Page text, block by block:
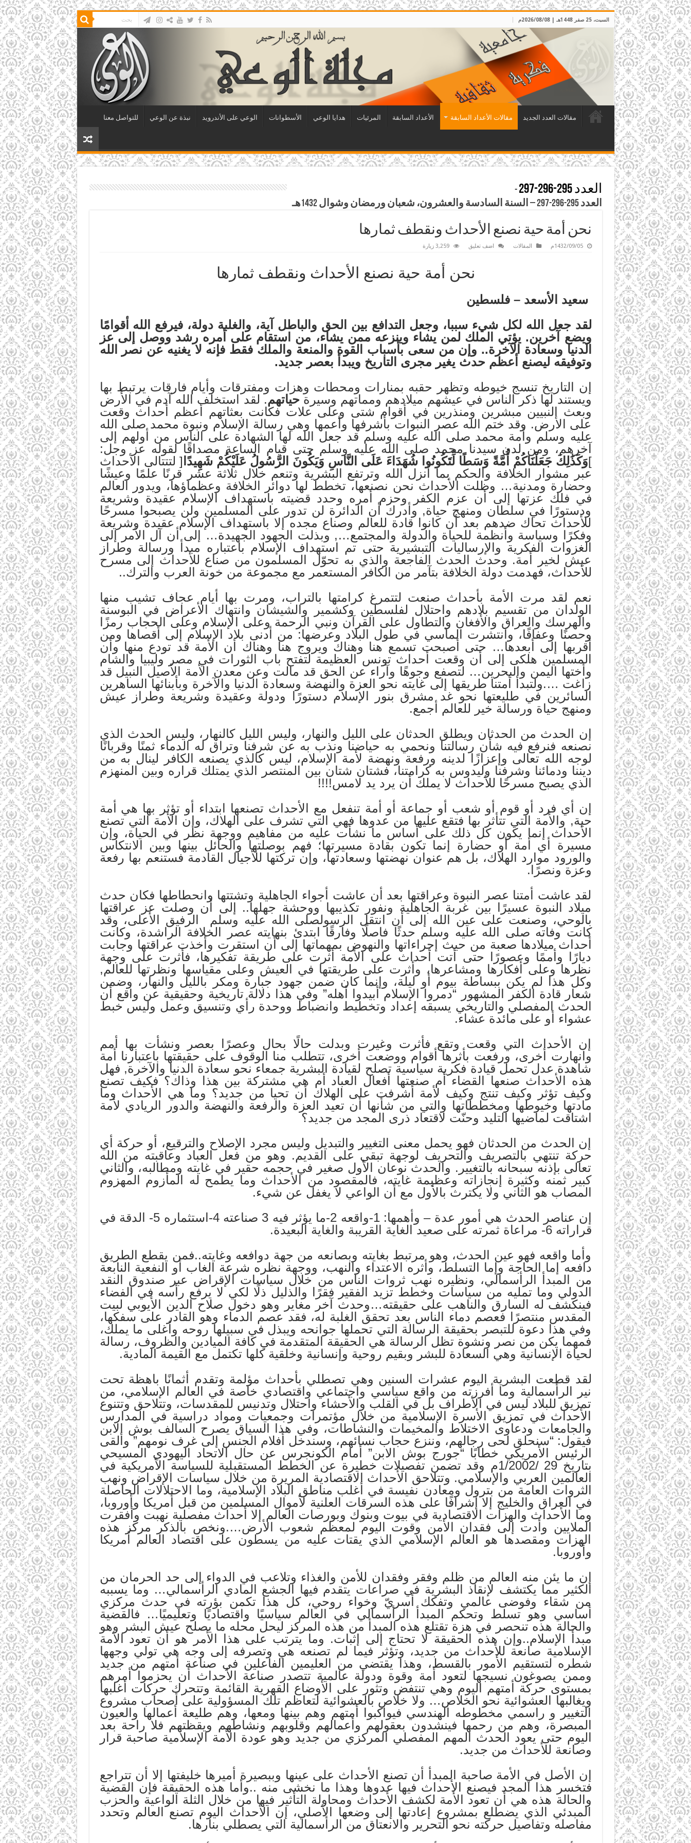
السبت، 25 صفر 1448هـ | 2026/08/08م
مقالات العدد الجديد مقالات الأعداد السابقة الأعداد السابقة المرئيات هدايا الوعي الأسطوانات الوعي على الأندرويد نبذة عن الوعي للتواصل معنا
العدد 295-296-297
-
العدد 295-296-297 – السنة السادسة والعشرون، شعبان ورمضان وشوال 1432هـ
نحن أمة حية نصنع الأحداث ونقطف ثمارها
1432/09/05م المقالات اضف تعليق 3,259 زيارة
نحن أمة حية نصنع الأحداث ونقطف ثمارها
سعيد الأسعد – فلسطين
لقد جعل الله لكل شيء سببا، وجعل التدافع بين الحق والباطل آية، والغلبة دولة، فيرفع الله أقوامًا
ويضع آخرين. يؤتي الملك لمن يشاء وينزعه ممن يشاء، من استقام على أمره رشد ووصل إلى عز
الدنيا وسعادة الآخرة.. وإن من سعى بأسباب القوة والمنعة والملك فقط فإنه لا يغنيه عن نصر الله
وتوفيقه ليصنع أعظم حدث يغير مجرى التاريخ ويبدأ بعصر جديد.
إن التاريخ تنسج خيوطه وتظهر حقبه بمنارات ومحطات وهزات ومفترقات وأيام فارقات يرتبط بها
ويستند لها ذكر الناس في عيشهم ميلادهم ومماتهم وسيرة حياتهم. لقد استخلف الله آدم في الأرض
وبعث النبيين مبشرين ومنذرين في أقوام شتى وعلى علات فكانت بعثاتهم أعظم أحداث وقعت
على الأرض. وقد ختم الله عصر النبوات بأشرفها وأعمها وهي رسالة الإسلام ونبوة محمد صلى الله
عليه وسلم وأمة محمد صلى الله عليه وسلم قد جعل الله لها الشهادة على الناس من أولهم إلى
آخرهم، ومن لدن سيدنا محمد صلى الله عليه وسلم حتى قيام الساعة مصداقًا لقوله عز وجل:
]وَكَذَٰلِكَ جَعَلْنَاكُمْ أُمَّةً وَسَطًا لِّتَكُونُوا شُهَدَاءَ عَلَى النَّاسِ وَيَكُونَ الرَّسُولُ عَلَيْكُمْ شَهِيدًا [ لتتتالى الأحداث
عبر مشوار الخلافة والحكم بما أنزل الله وترتفع البشرية وتنعم خلال ثلاثة عشر قرنًا علمًا وعيشًا
وحضارة ومدنية… وظلت الأحداث نحن نصنعها، تخطط لها دوائر الخلافة وعظماؤها، ويدور العالم
في فلك عزتها إلى أن عزم الكفر وحزم أمره وحدد قضيته باستهداف الإسلام عقيدة وشريعة
ودستورًا في سلطان ومنهج حياة, وأدرك أن الدائرة لن تدور على المسلمين ولن يصبحوا مسرحًا
للأحداث تحاك ضدهم بعد أن كانوا قادة للعالم وصناع مجده إلا باستهداف الإسلام عقيدة وشريعة
وفكرًا وسياسة وأنظمة للحياة والدولة والمجتمع…, وبذلت الجهود الجهيدة… إلى أن آل الأمر إلى
الغزوات الفكرية والإرساليات التبشيرية حتى تم استهداف الإسلام باعتباره مبدأ ورسالة وطراز
عيش لخير أمة. وحدث الحدث الفاجعة والذي به تحوّل المسلمون من صناع للأحداث إلى مسرح
للأحداث، فهدمت دولة الخلافة بتآمر من الكافر المستعمر مع مجموعة من خونة العرب والترك..
نعم لقد مرت الأمة بأحداث صنعت لتتمرغ كرامتها بالتراب، ومرت بها أيام عجاف تشيب منها
الولدان من تقسيم بلادهم واحتلال لفلسطين وكشمير والشيشان وانتهاك الأعراض في البوسنة
والهرسك والعراق والأفغان والتطاول على القرآن ونبي الرحمة وعلى الإسلام وعلى الحجاب رمزًا
وحصنًا وعفافًا، وانتشرت المآسي في طول البلاد وعرضها: من أدنى بلاد الإسلام إلى أقصاها ومن
أقربها إلى أبعدها… حتى أصبحت تسمع هنا وهناك ويروج هنا وهناك أن الأمة قد تودع منها وأن
المسلمين هلكى إلى أن وقعت أحداث تونس العظيمة لتفتح باب الثورات في مصر وليبيا والشام
وأختها اليمن والبحرين… لتصفع وجوهًا وآراء عن الحق قد مالت وعن معدن الأمة الأصيل النبيل قد
زاغت ….ولتبدأ أمتنا طريقها إلى غايته نحو العزة والنهضة وسعادة الدنيا والآخرة وبأبنائها الساهرين
السائرين في طليعتها نحو غد مشرق بنور الإسلام دستورًا ودولة وعقيدة وشريعة وطراز عيش
ومنهج حياة ورسالة خير للعالم أجمع.
إن الحدث من الحدثان ويطلق الحدثان على الليل والنهار، وليس الليل كالنهار، وليس الحدث الذي
نصنعه فنرفع فيه شأن رسالتنا ونحمي به حياضنا ونذب به عن شرفنا وتراق له الدماء ثمنًا وقربانًا
لوجه الله تعالى وإعزازًا لدينه ورفعة ونهضة لأمة الإسلام، ليس كالذي يصنعه الكافر لينال به من
ديننا ودمائنا وشرفنا وليدوس به كرامتنا، فشتان شتان بين المنتصر الذي يمتلك قراره وبين المنهزم
الذي يصبح مسرحًا للأحداث لا يملك أن يرد يد لامس!!!!
إن أي فرد أو قوم أو شعب أو جماعة أو أمة تنفعل مع الأحداث تصنعها ابتداء أو تؤثر بها هي أمة
حية, والأمة التي تتأثر بها فتقع عليها من عدوها فهي التي تشرف على الهلاك، وإن الأمة التي تصنع
الأحداث إنما يكون كل ذلك على أساس ما نشأت عليه من مفاهيم ووجهة نظر في الحياة، وإن
مسيرة أي أمة أو حضارة إنما تكون بقادة مسيرتها؛ فهم بوصلتها والحائل بينها وبين الانتكاس
والورود موارد الهلاك، بل هم عنوان نهضتها وسعادتها، وإن تركتها للأجيال القادمة فستنعم بها رفعة
وعزة ونصرًا.
لقد عاشت أمتنا عصر النبوة وعراقتها بعد أن عاشت أجواء الجاهلية وتشتتها وانحطاطها فكان حدث
ميلاد النبوة عسيرًا بين غربة الجاهلية ونفور تكذيبها ووحشة جهلها.. إلى أن وصلت عز عراقتها
بالوحي، وصنعت على عين الله إلى أن انتقل الرسولصلى الله عليه وسلم الرفيق الأعلى، وقد
كانت وفاته صلى الله عليه وسلم حدثًا فاصلًا وفارقًا ابتدئ بنهايته عصر الخلافة الراشدة، وكانت
أحداث ميلادها صعبة من حيث إجراءاتها والنهوض بمهماتها إلى أن استقرت وأخذت عراقتها وجابت
ديارًا وأممًا وعصورًا حتى أتت أحداث على الأمة أثرت على طريقة تفكيرها، فأثرت على وجهة
نظرها وعلى أفكارها ومشاعرها، وأثرت على طريقتها في العيش وعلى مقياسها ونظرتها للعالم,
وكل هذا لم يكن ببساطة بيوم أو ليلة، وإنما كان ضمن جهود جبارة ومكر بالليل والنهار، وضمن
شعار قادة الكفر المشهور “دمروا الإسلام أبيدوا أهله” وفي هذا دلالة تاريخية وحقيقية عن واقع أن
الحدث المفصلي والتاريخي يسبقه إعداد وتخطيط وانضباط ووحدة رأي وتنسيق وعمل وليس خبط
عشواء أو على مائدة عشاء.
إن الأحداث التي وقعت وتقع فأثرت وغيرت وبدلت حالًا بحال وعصرًا بعصر ونشأت بها أمم
وانهارت أخرى، ورفعت بأثرها أقوام ووضعت أخرى، تتطلب منا الوقوف على حقيقتها باعتبارنا أمة
شاهدة عدل تحمل قيادة فكرية سياسية تصلح لقيادة البشرية جمعاء نحو سعادة الدنيا والآخرة, فهل
هذه الأحداث صنعها القضاء أم صنعتها أفعال العباد أم هي مشتركة بين هذا وذاك؟ فكيف تصنع
وكيف تؤثر وكيف تنتج وكيف لأمة أشرفت على الهلاك أن تحيا من جديد؟ وما هي الأحداث وما
مادتها وخيوطها ومخططاتها والتي من شأنها أن تعيد العزة والرفعة والنهضة والدور الريادي لأمة
اشتاقت لماضيها التليد وحنّت لاقتعاد ذرى المجد من جديد؟
إن الحدث من الحدثان فهو يحمل معنى التغيير والتبديل وليس مجرد الإصلاح والترقيع، أو حركة أي
حركة تنتهي بالتصريف والتحريف لوجهة تبقي على القديم. وهو من فعل العباد وعاقبته من الله
تعالى بإذنه سبحانه بالتغيير. والحدث نوعان الأول صغير في حجمه حقير في غايته ومطالبه، والثاني
كبير ثمنه وكثيرة إنجازاته وعظيمة غايته، فالمقصود من الأحداث وما يطمح له المأزوم المهزوم
المصاب هو الثاني ولا يكترث بالأول مع أن الواعي لا يغفل عن شيء.
إن عناصر الحدث هي أمور عدة – وأهمها: 1-واقعه 2-ما يؤثر فيه 3 صناعته 4-استثماره 5- الدقة في
قراراته 6- مراعاة ثمرته على صعيد الغاية القريبة والغاية البعيدة.
وأما واقعه فهو عين الحدث، وهو مرتبط بغايته وبصانعه من جهة دوافعه وغايته..فمن يقطع الطريق
دافعه إما الحاجة وإما التسلط، وأثره الاعتداء والنهب، ووجهة نظره شرعة الغاب أو النفعية النابعة
من المبدأ الرأسمالي، ونظيره نهب ثروات الناس من خلال سياسات الإقراض عبر صندوق النقد
الدولي وما تمليه من سياسات وخطط تزيد الفقير فقرًا والذليل ذلًا لكي لا يرفع رأسه في الفضاء
فينكشف له السارق والناهب على حقيقته…وحدث آخر مغاير وهو دخول صلاح الدين الأيوبي لبيت
المقدس منتصرًا فعصم دماء الناس بعد تحقق الغلبة له، فقد عصم الدماء وهو القادر على سفكها،
وفي هذا دعوة للتبصر بحقيقة الرسالة التي تحملها جوانحه ويبذل في سبيلها روحه وأغلى ما يملك،
فمهما يكن من نصر ونشوة تظل الرسالة هي الحقيقة المتقدمة في كافة الميادين والظروف، رسالة
لحياة الإنسانية وهي السعادة للبشر وبقيم روحية وإنسانية وخلقية كلها تكتمل مع القيمة المادية.
لقد قطعت البشرية اليوم عشرات السنين وهي تصطلي بأحداث مؤلمة وتقدم أثمانًا باهظة تحت
نير الرأسمالية وما أفرزته من واقع سياسي واجتماعي واقتصادي خاصة في العالم الإسلامي، من
تمزيق للبلاد ليس في الأطراف بل في القلب والأحشاء واحتلال وتدنيس للمقدسات، وتتلاحق وتتنوع
الأحداث في تمزيق الأسرة الإسلامية من خلال مؤتمرات وجمعيات ومواد دراسية في المدارس
والجامعات ودعاوى الاختلاط والمخيمات والنشاطات، وفي هذا السياق يصرح السالف بوش الابن
فيقول: “سنحلق لحى رجالهم، وننزع حجاب نسائهم، وسندخل أفلام الجنس إلى غرف نومهم” وألقى
الرئيس الأمريكي خطابًا “جورج بوش الابن” أمام الكونجرس عن حال الاتحاد اليهودي المسيحي
بتاريخ 29 /1/2002م وقد تضمن تفصيلات خطيرة عن الخطط المستقبلية للسياسة الأمريكية في
العالمين العربي والإسلامي. وتتلاحق الأحداث الاقتصادية المريرة من خلال سياسات الإقراض ونهب
الثروات العامة من بترول ومعادن نفيسة في أغلب مناطق البلاد الإسلامية، وما الاحتلالات الحاصلة
في العراق والخليج إلا إشرافًا على هذه السرقات العلنية لأموال المسلمين من قبل أمريكا وأوروبا،
وما الأحداث والهزات الاقتصادية في بيوت وبنوك وبورصات العالم إلا أحداث مفصلية نهبت وأفقرت
الملايين وأدت إلى فقدان الأمن وقوت اليوم لمعظم شعوب الأرض….ونخص بالذكر مركز هذه
الهزات ومقصدها هو العالم الإسلامي الذي يقتات عليه من يسطون على اقتصاد العالم أمريكا
وأوروبا.
إن ما يئن منه العالم من ظلم وفقر وفقدان للأمن والغذاء وتلاعب في الدواء إلى حد الحرمان من
الكثير مما يكتشف لإنقاذ البشرية في صراعات يتقدم فيها الجشع المادي الرأسمالي… وما يسببه
من شقاء وفوضى عالمي وتفكك أسريّ وخواء روحي، كل هذا تكمن بؤرته في حدث مركزي
أساسي وهو تسلط وتحكم المبدأ الرأسمالي في العالم سياسيًا واقتصاديًا وتعليميًا… فالقضية
والحالة هذه تنحصر في هزة تقتلع هذه المبدأ من هذه المركز ليحل محله ما يصلح عيش البشر وهو
مبدأ الإسلام..وإن هذه الحقيقة لا تحتاج إلى إثبات. وما يترتب على هذا الأمر هو أن تعود الأمة
الإسلامية صانعة للأحداث من جديد، وتؤثر فيما لم تصنعه هي وتصرفه إلى وجه هي تولي وجهها
شطره لتستقيم الأمور بالقسط، وهذا يقتضي من العليمين الفاعلين في صناعة أمتهم من جديد
وممن يصوغون نسيجها لتعود أمة وقوة ودولة عالمية تتصدر صناعة الأحداث أن يحزموا أمرهم
بمستوى حركة أمتهم اليوم وهي تنتفض وتثور على الأوضاع القهرية القائمة وتتحرك حركات أغلبها
ويغالبها العشوائية نحو الخلاص… ولا خلاص بالعشوائية لتعاظم تلك المسؤولية على أصحاب مشروع
التغيير و راسمي مخطوطه الهندسي فيواكبوا أمتهم وهم بينها ومعها، وهم طليعة أعمالها والعيون
المبصرة، وهم من رحمها فينشدون بعقولهم وأعمالهم وقلوبهم ونشاطهم ويقظتهم فلا راحة بعد
اليوم حتى يعود الحدث المهم المفصلي المركزي من جديد وهو عودة الأمة الإسلامية صاحبة قرار
وصانعة للأحداث من جديد.
إن الأصل في الأمة صاحبة المبدأ أن تصنع الأحداث على عينها وببصيرة أميرها خليفتها إلا أن تتراجع
فتخسر هذا المجد فيصنع الأحداث فيها عدوها وهذا ما نخشى منه ..وأما هذه الحقيقة فإن القضية
والحالة هذه هي أن تعود الأمة لكشف الأحداث ومحاولة التأثير فيها من خلال الثلة الواعية والحزب
المبدئي الذي يضطلع بمشروع إعادتها إلى وضعها الأصلي، إن الأحداث اليوم تصنع العالم وتحدد
مفاصله وتفاصيل حركته نحو التحرير والانعتاق من الرأسمالية التي يصطلي بنارها.